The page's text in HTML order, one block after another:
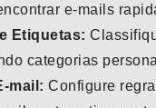
e-mails
Etiquetas:
categorias
mail: Configure